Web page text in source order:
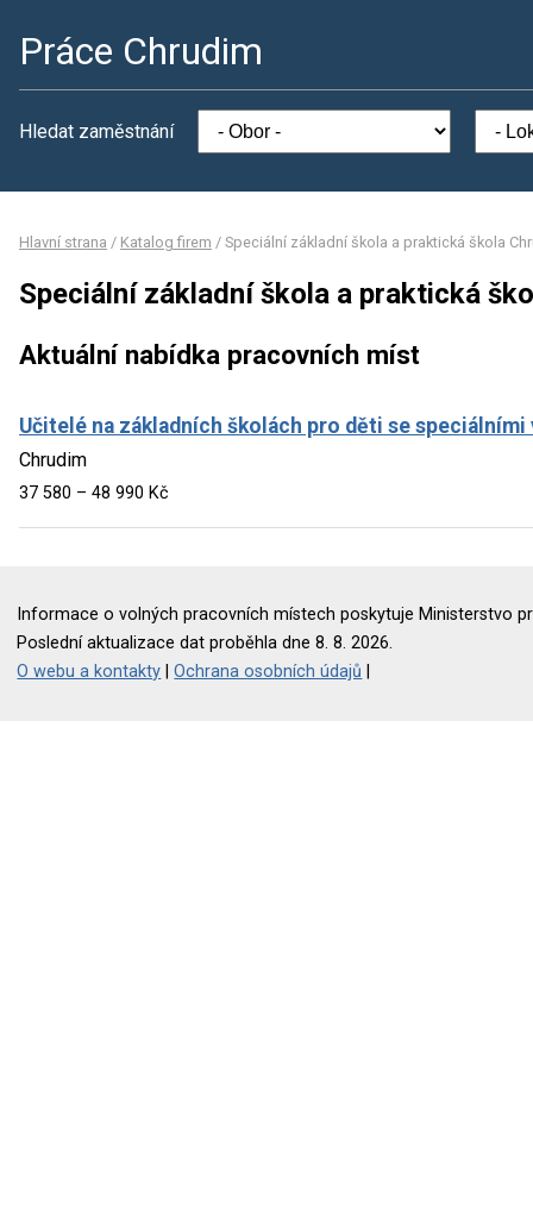
Práce Chrudim
Hledat zaměstnání
Hlavní strana / Katalog firem / Speciální základní škola a praktická škola
Speciální základní škola a praktická
Aktuální nabídka pracovních míst
Učitelé na základních školách pro děti se
Chrudim
37 580 – 48 990 Kč
Informace o volných pracovních místech poskytuje Ministerstvo
Poslední aktualizace dat proběhla dne 8. 8. 2026.
O webu a kontakty |Ochrana osobních údajů